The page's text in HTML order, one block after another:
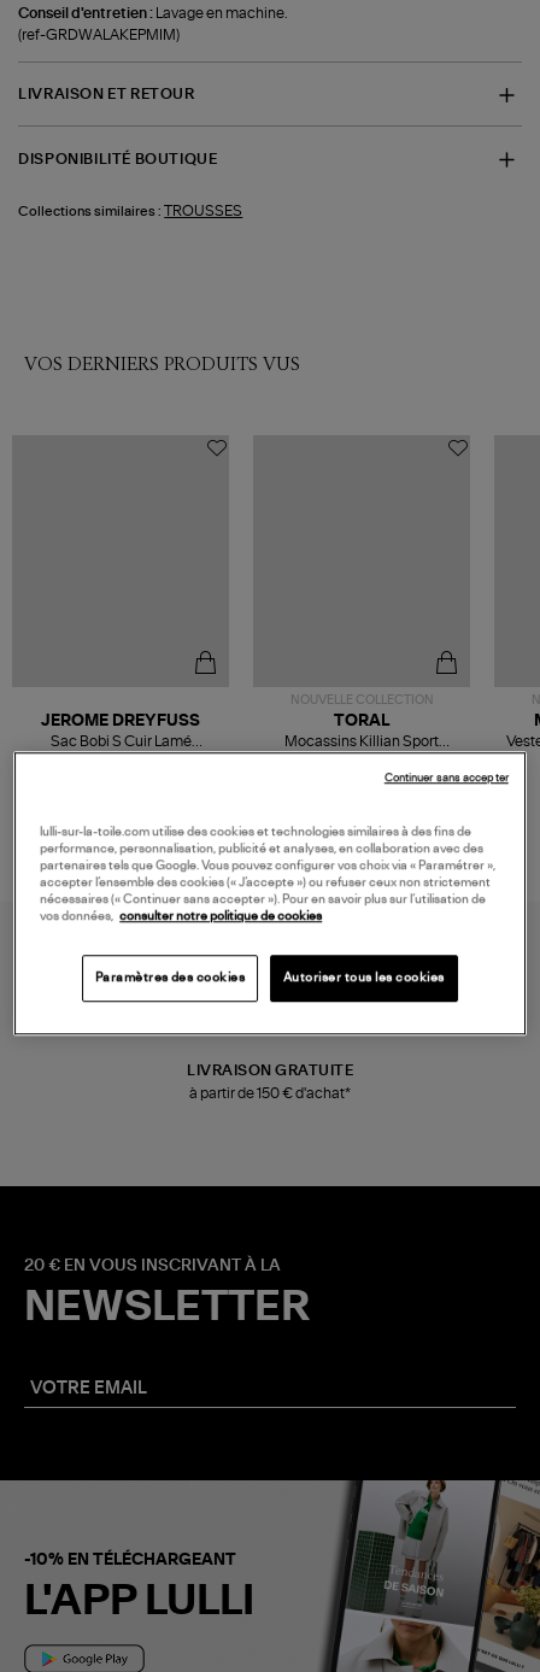
Conseil d'entretien :
Lavage en machine.
(ref-GRDWALAKEPMIM)
LIVRAISON ET RETOUR
DISPONIBILITÉ BOUTIQUE
Collections similaires : TROUSSES
VOS DERNIERS PRODUITS VUS
JEROME DREYFUSS
Sac Bobi S Cuir Lamé
Champagne
NOUVELLE COLLECTION
TORAL
Mocassins Killian Sport
Mousse
LIVRAISON GRATUITE
à partir de 150 € d'achat*
20 € EN VOUS INSCRIVANT À LA
NEWSLETTER
-10% EN TÉLÉCHARGEANT
L'APP LULLI
lulli-sur-la-toile.com utilise des cookies et technologies similaires à des fins de
performance, personnalisation, publicité et analyses, en collaboration avec des
partenaires tels que Google. Vous pouvez configurer vos choix via « Paramétrer »,
accepter l’ensemble des cookies (« J’accepte ») ou refuser ceux non strictement
nécessaires (« Continuer sans accepter »). Pour en savoir plus sur l’utilisation de
vos données,
consulter notre politique de cookies
Paramètres des cookies Autoriser tous les cookies
Continuer sans accepter